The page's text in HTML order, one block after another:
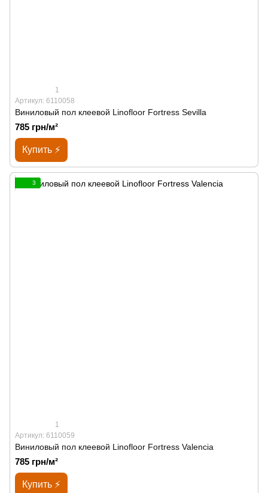
1
Артикул: 6110058
Виниловый пол клеевой Linofloor Fortress Sevilla
785 грн/м²
Купить ⚡
3
1
Артикул: 6110059
Виниловый пол клеевой Linofloor Fortress Valencia
785 грн/м²
Купить ⚡